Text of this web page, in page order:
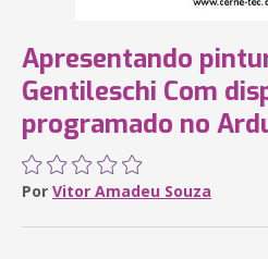
Apresentando
Gentileschi Com
programado no
Por Vitor Amadeu Souza